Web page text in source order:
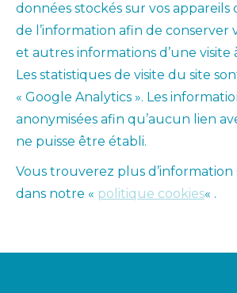
données stockés sur vos
de l’information afin de conserver
et autres informations d’une visite
Les statistiques de visite du site
« Google Analytics ». Les
anonymisées afin qu’aucun lien
ne puisse être établi.
Vous trouverez plus d’information
dans notre « politique cookies« .